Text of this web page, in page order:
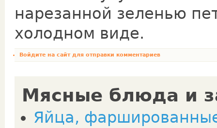
нарезанной зеленью
холодном виде.
Войдите на сайтдля отправки комментариев
Мясные блюда и
Яйца,